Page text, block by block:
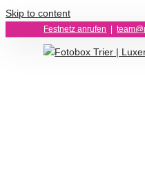
Skip to content
Festnetz anrufen